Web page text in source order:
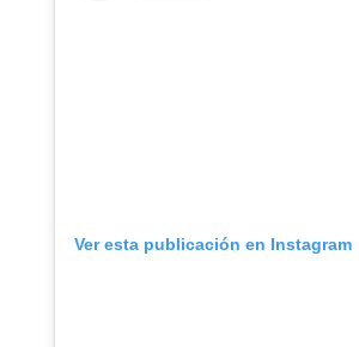
Ver esta publicación en Instagram